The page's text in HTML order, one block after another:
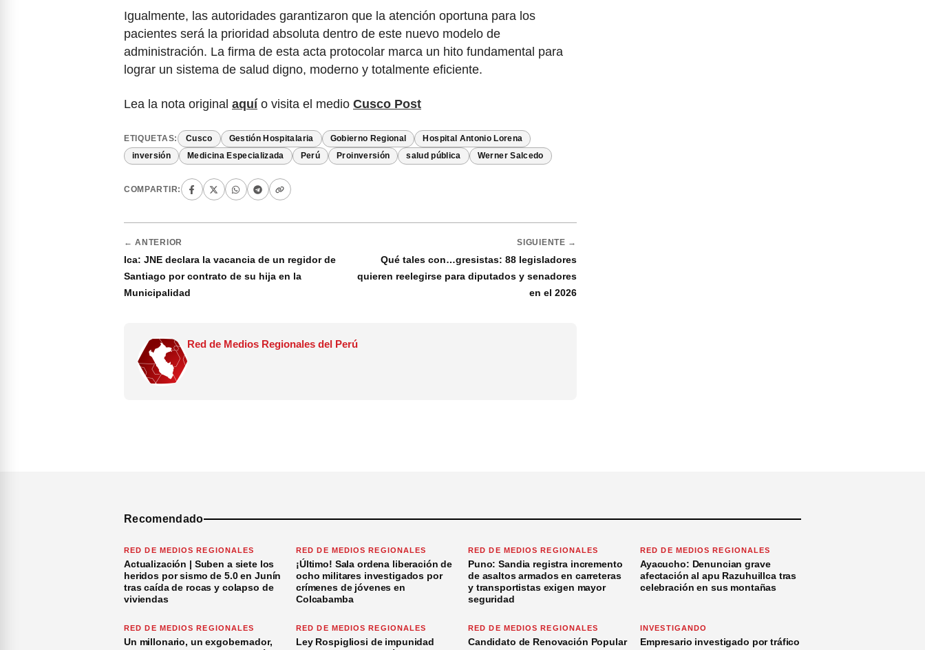
Igualmente, las autoridades garantizaron que la atención oportuna para los
pacientes será la prioridad absoluta dentro de este nuevo modelo de
administración. La firma de esta acta protocolar marca un hito fundamental para
lograr un sistema de salud digno, moderno y totalmente eficiente.
Lea la nota original aquí o visita el medio Cusco Post
ETIQUETAS: Cusco Gestión Hospitalaria Gobierno Regional Hospital Antonio Lorena
inversión Medicina Especializada Perú Proinversión salud pública Werner Salcedo
COMPARTIR:
← ANTERIOR
Ica: JNE declara la vacancia de un regidor de
Santiago por contrato de su hija en la
Municipalidad
SIGUIENTE →
Qué tales con…gresistas: 88 legisladores
quieren reelegirse para diputados y senadores
en el 2026
Red de Medios Regionales del Perú
Recomendado
RED DE MEDIOS REGIONALES
Actualización | Suben a siete los
heridos por sismo de 5.0 en Junín
tras caída de rocas y colapso de
viviendas
RED DE MEDIOS REGIONALES
¡Último! Sala ordena liberación de
ocho militares investigados por
crímenes de jóvenes en
Colcabamba
RED DE MEDIOS REGIONALES
Puno: Sandia registra incremento
de asaltos armados en carreteras
y transportistas exigen mayor
seguridad
RED DE MEDIOS REGIONALES
Ayacucho: Denuncian grave
afectación al apu Razuhuillca tras
celebración en sus montañas
RED DE MEDIOS REGIONALES
Un millonario, un exgobernador,
RED DE MEDIOS REGIONALES
Ley Rospigliosi de impunidad
RED DE MEDIOS REGIONALES
Candidato de Renovación Popular
INVESTIGANDO
Empresario investigado por tráfico